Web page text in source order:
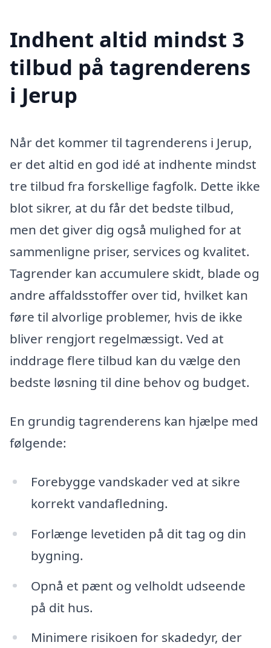
Indhent altid mindst 3
tilbud på tagrenderens
i Jerup
Når det kommer til tagrenderens i Jerup,
er det altid en god idé at indhente mindst
tre tilbud fra forskellige fagfolk. Dette ikke
blot sikrer, at du får det bedste tilbud,
men det giver dig også mulighed for at
sammenligne priser, services og kvalitet.
Tagrender kan accumulere skidt, blade og
andre affaldsstoffer over tid, hvilket kan
føre til alvorlige problemer, hvis de ikke
bliver rengjort regelmæssigt. Ved at
inddrage flere tilbud kan du vælge den
bedste løsning til dine behov og budget.
En grundig tagrenderens kan hjælpe med
følgende:
Forebygge vandskader ved at sikre
korrekt vandafledning.
Forlænge levetiden på dit tag og din
bygning.
Opnå et pænt og velholdt udseende
på dit hus.
Minimere risikoen for skadedyr, der